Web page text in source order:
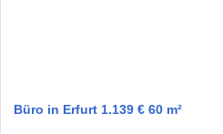
Büro in Erfurt 1.139 € 60 m²